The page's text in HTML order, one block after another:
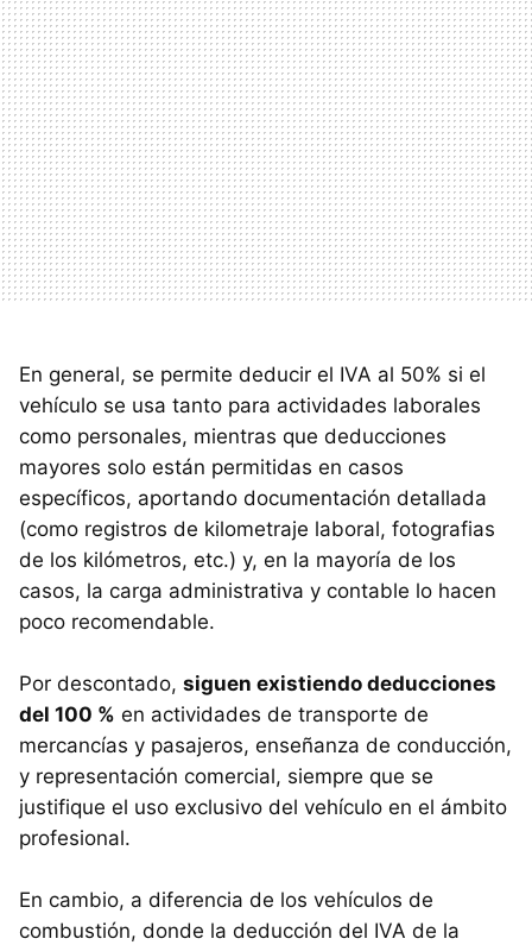
En general, se permite deducir el IVA al 50% si el
vehículo se usa tanto para actividades laborales
como personales, mientras que deducciones
mayores solo están permitidas en casos
específicos, aportando documentación detallada
(como registros de kilometraje laboral, fotografias
de los kilómetros, etc.) y, en la mayoría de los
casos, la carga administrativa y contable lo hacen
poco recomendable.
Por descontado, siguen existiendo deducciones
del 100 % en actividades de transporte de
mercancías y pasajeros, enseñanza de conducción,
y representación comercial, siempre que se
justifique el uso exclusivo del vehículo en el ámbito
profesional.
En cambio, a diferencia de los vehículos de
combustión, donde la deducción del IVA de la